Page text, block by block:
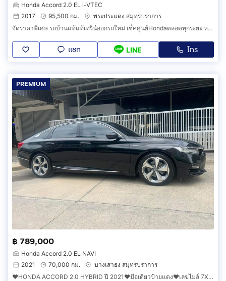
Honda Accord 2.0 EL i-VTEC
2017
95,500 กม.
พระประแดง สมุทรปราการ
จัดราคาพิเศษ รถบ้านแท้แท้เทริน์ออกรถใหม่ เช็คศูนย์Hondaตลอดทุกระยะ หาอยู่ไม่ผิดหวัง Honda Accord gen9 minorchange
แชท LINE โทร
PREMIUM
฿ 789,000
Honda Accord 2.0 EL NAVI
2021
70,000 กม.
บางเสาธง สมุทรปราการ
❤️HONDA ACCORD 2.0 HYBRID ปี 2021❤️มือเดียวป้ายแดง❤️เลขไมล์ 7XXXX เช็คศูนย์ตลอด